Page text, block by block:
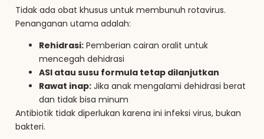
Tidak ada obat khusus untuk membunuh rotavirus.
Penanganan utama adalah:
Rehidrasi: Pemberian cairan oralit untuk
mencegah dehidrasi
ASI atau susu formula tetap dilanjutkan
Rawat inap: Jika anak mengalami dehidrasi berat
dan tidak bisa minum
Antibiotik tidak diperlukan karena ini infeksi virus, bukan
bakteri.